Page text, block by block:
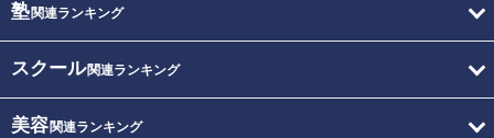
塾関連ランキング
スクール関連ランキング
美容関連ランキング